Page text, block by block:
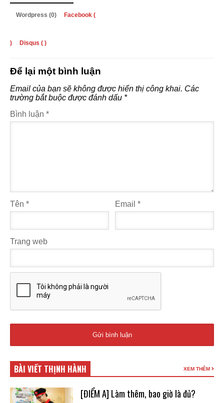
Wordpress (0) Facebook (
) Disqus ( )
Để lại một bình luận
Email của bạn sẽ không được hiển thị công khai. Các
trường bắt buộc được đánh dấu *
Bình luận *
Tên * Email*
Trang web
BÀI VIẾT THỊNH HÀNH XEM THÊM
[ĐIỂM A] Làm thêm, bao giờ là đủ?